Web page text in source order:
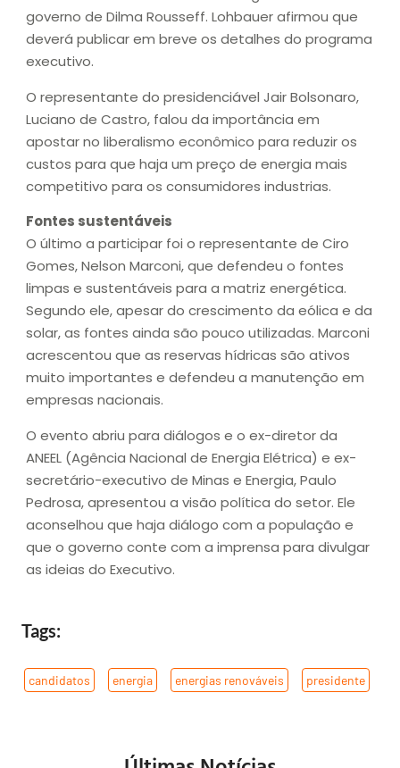
governo de Dilma Rousseff. Lohbauer afirmou que
deverá publicar em breve os detalhes do programa
executivo.
O representante do presidenciável Jair Bolsonaro,
Luciano de Castro, falou da importância em
apostar no liberalismo econômico para reduzir os
custos para que haja um preço de energia mais
competitivo para os consumidores industrias.
Fontes sustentáveis
O último a participar foi o representante de Ciro
Gomes, Nelson Marconi, que defendeu o fontes
limpas e sustentáveis para a matriz energética.
Segundo ele, apesar do crescimento da eólica e da
solar, as fontes ainda são pouco utilizadas. Marconi
acrescentou que as reservas hídricas são ativos
muito importantes e defendeu a manutenção em
empresas nacionais.
O evento abriu para diálogos e o ex-diretor da
ANEEL (Agência Nacional de Energia Elétrica) e ex-
secretário-executivo de Minas e Energia, Paulo
Pedrosa, apresentou a visão política do setor. Ele
aconselhou que haja diálogo com a população e
que o governo conte com a imprensa para divulgar
as ideias do Executivo.
Tags:
candidatos energia energias renováveis presidente